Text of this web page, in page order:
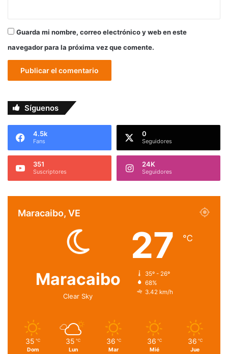
Guarda mi nombre, correo electrónico y web en este
navegador para la próxima vez que comente.
Síguenos
4.5k
Fans
0
Seguidores
351
Suscriptores
24K
Seguidores
Maracaibo, VE
Maracaibo
Clear Sky
27 ℃
35º - 26º
68%
3.42 km/h
35 ℃
Dom
35 ℃
Lun
36 ℃
Mar
36 ℃
Mié
36 ℃
Jue